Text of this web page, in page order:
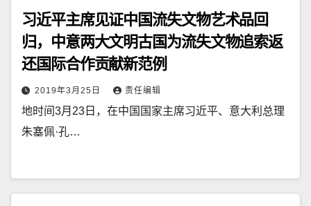
习近平主席见证中国流失文物艺术品回
归，中意两大文明古国为流失文物追索返
还国际合作贡献新范例
2019年3月25日 责任编辑
地时间3月23日，在中国国家主席习近平、意大利总理
朱塞佩·孔…